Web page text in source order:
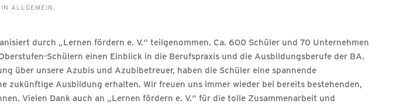
ALLGEMEIN.
durch „Lernen fördern e. V.“ teilgenommen. Ca. 600 Schüler und 70 Unternehmen
Schülern einen Einblick in die Berufspraxis und die Ausbildungsberufe der BA.
über unsere Azubis und Azubibetreuer, haben die Schüler eine spannende
Ausbildung erhalten. Wir freuen uns immer wieder bei bereits bestehenden,
Vielen Dank auch an „Lernen fördern e. V.“ für die tolle Zusammenarbeit und